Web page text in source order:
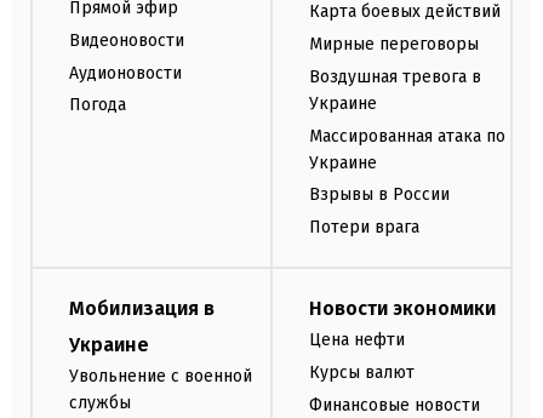
Прямой эфир
Видеоновости
Аудионовости
Погода
Карта боевых действий
Мирные переговоры
Воздушная тревога в
Украине
Массированная атака по
Украине
Взрывы в России
Потери врага
Мобилизация в
Украине
Увольнение с военной
службы
Новости экономики
Цена нефти
Курсы валют
Финансовые новости